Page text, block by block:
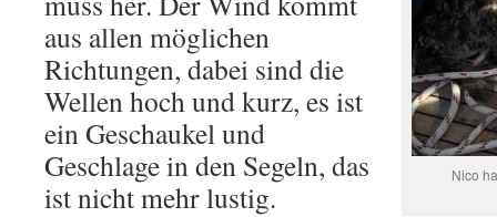
Nico
aus allen möglichen
Richtungen, dabei sind die
Wellen hoch und kurz, es ist
ein Geschaukel und
Geschlage in den Segeln, das
ist nicht mehr lustig.